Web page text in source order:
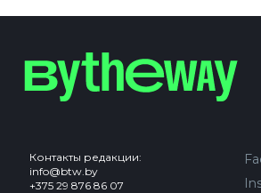
Контакты редакции:
info@btw.by
+375 29 876 86 07